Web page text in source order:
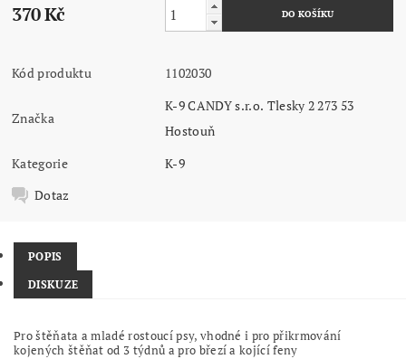
370 Kč
Kód produktu 1102030
Značka
K-9 CANDY s.r.o. Tlesky 2 273 53
Hostouň
Kategorie
K-9
Dotaz
POPIS
DISKUZE
Pro štěňata a mladé rostoucí psy, vhodné i pro přikrmování
kojených štěňat od 3 týdnů a pro březí a kojící feny